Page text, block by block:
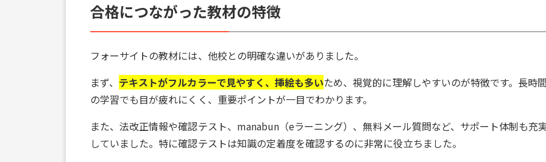
合格につながった教材の特徴
フォーサイトの教材には、他校との明確な違いがありました。
まず、 テキストがフルカラーで見やすく、挿絵も多いため、視覚的に理解しやすいのが特徴です。長時
の学習でも目が疲れにくく、重要ポイントが一目でわかります。
また、法改正情報や確認テスト、manabun（eラーニング）、無料メール質問など、サポート体制も充
していました。特に確認テストは知識の定着度を確認するのに非常に役立ちました。